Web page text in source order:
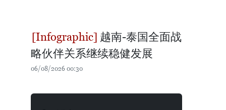
越南-泰国全面战
略伙伴关系继续稳健发展
06/08/2026 00:30